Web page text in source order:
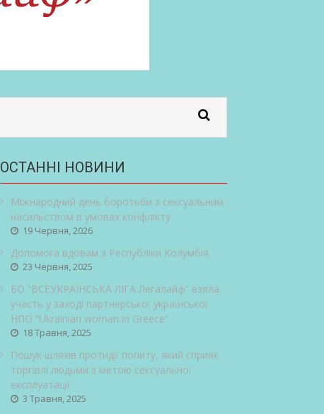
ОСТАННІ НОВИНИ
Міжнародний день боротьби з сексуальним
насильством в умовах конфлікту
19 Червня, 2026
Допомога вдовам з Республіки Колумбія
23 Червня, 2025
БО “ВСЕУКРАЇНСЬКА ЛІГА Легалайф” взяла
участь у заході партнерської української
НПО “Ukrainian woman in Greece”
18 Травня, 2025
Пошук шляхів протидії попиту, який сприяє
торгівлі людьми з метою сексуальної
експлуатації
3 Травня, 2025